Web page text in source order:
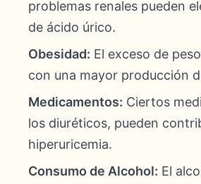
problemas renales pueden
de ácido úrico.
Obesidad: El exceso de
con una mayor producción
Medicamentos: Ciertos
los diuréticos, pueden
hiperuricemia.
Consumo de Alcohol: El